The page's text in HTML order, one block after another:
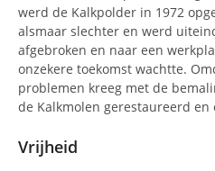
werd de Kalkpolder in 1972
alsmaar slechter en werd
afgebroken en naar een
onzekere toekomst wachtte.
problemen kreeg met de
de Kalkmolen gerestaureerd
Vrijheid